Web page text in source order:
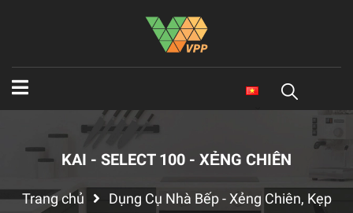
KAI - SELECT 100 - XẺNG CHIÊN
Trang chủ
Dụng Cụ Nhà Bếp - Xẻng Chiên, Kẹp